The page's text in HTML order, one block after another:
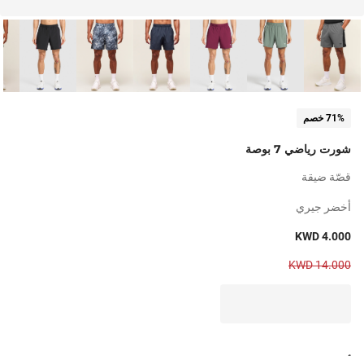
71% خصم
شورت رياضي 7 بوصة
قصّة ضيقة
أخضر جيري
KWD 4.000
KWD 14.000